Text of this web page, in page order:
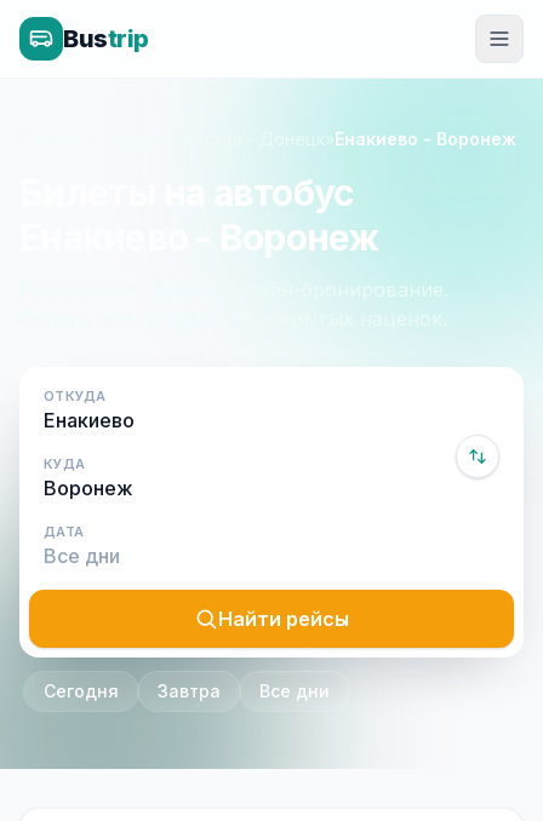
Bustrip
Донецк - Москва - Донецк»Енакиево - Воронеж
Билеты на автобус
Енакиево - Воронеж
Расписание, цены и онлайн-бронирование.
Оплата при посадке, без скрытых наценок.
ОТКУДА
КУДА
ДАТА
Найти рейсы
Сегодня Завтра Все дни